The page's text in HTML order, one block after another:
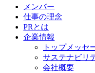
メンバー
仕事の理念
PRとは
企業情報
トップメッセ
サステナビリ
会社概要